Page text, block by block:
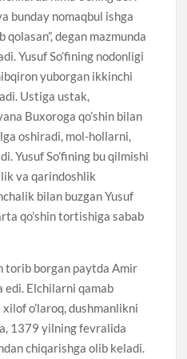
bunday nomaqbul ishga
qolasan”, degan mazmunda
Yusuf So’fining nodonligi
yuborgan ikkinchi
Ustiga ustak,
Buxoroga qo’shin bilan
oshiradi, mol-hollarni,
Yusuf So’fining bu qilmishi
va qarindoshlik
bilan buzgan Yusuf
qo’shin tortishiga sabab
torib borgan paytda Amir
edi. Elchilarni qamab
o’laroq, dushmanlikni
1379 yilning fevralida
chiqarishga olib keladi.